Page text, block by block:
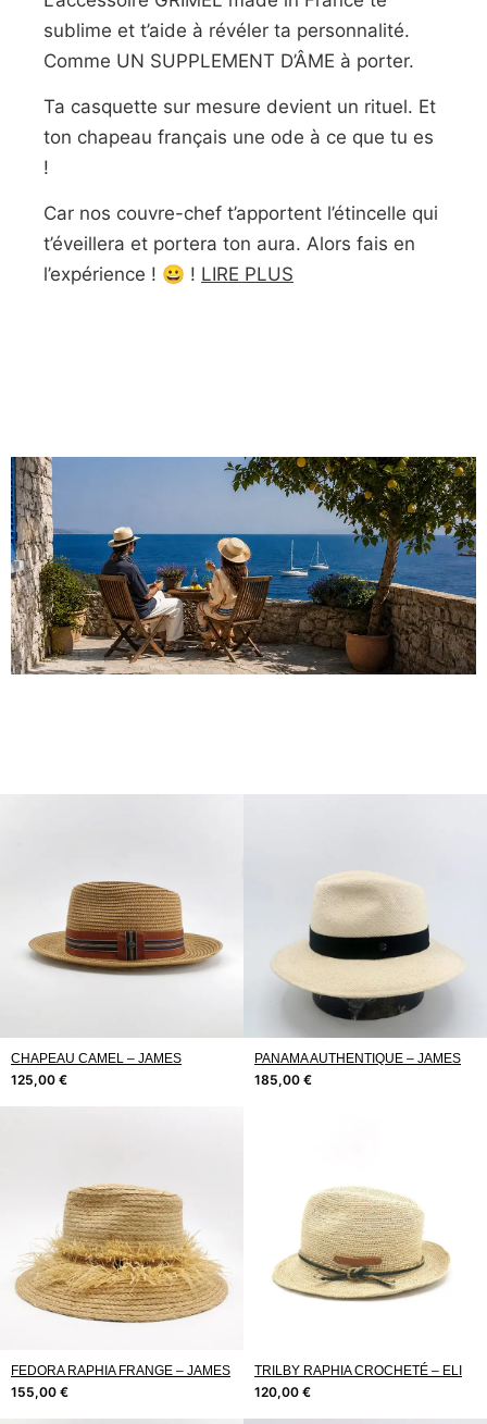
sublime et t’aide à révéler ta personnalité.
Comme UN SUPPLEMENT D’ÂME à porter.
Ta casquette sur mesure devient un rituel. Et
ton chapeau français une ode à ce que tu es
!
Car nos couvre-chef t’apportent l’étincelle qui
t’éveillera et portera ton aura. Alors fais en
l’expérience ! 😀 ! LIRE PLUS
CHAPEAU CAMEL – JAMES
125,00 €
PANAMA AUTHENTIQUE – JAMES
185,00 €
FEDORA RAPHIA FRANGE – JAMES
155,00 €
TRILBY RAPHIA CROCHETÉ – ELI
120,00 €